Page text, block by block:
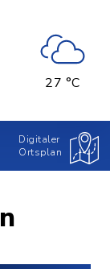
27 °C
Digitaler
Ortsplan